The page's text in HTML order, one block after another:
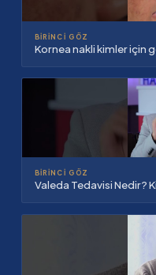
BIRINCI GÖZ
Kornea nakli kimler için
BIRINCI GÖZ
Valeda Tedavisi Nedir?